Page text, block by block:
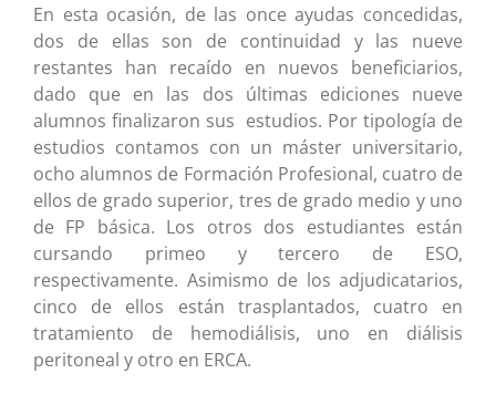
En esta ocasión, de las once ayudas concedidas,
dos de ellas son de continuidad y las nueve
restantes han recaído en nuevos beneficiarios,
dado que en las dos últimas ediciones nueve
alumnos finalizaron sus estudios. Por tipología de
estudios contamos con un máster universitario,
ocho alumnos de Formación Profesional, cuatro de
ellos de grado superior, tres de grado medio y uno
de FP básica. Los otros dos estudiantes están
cursando primeo y tercero de ESO,
respectivamente. Asimismo de los adjudicatarios,
cinco de ellos están trasplantados, cuatro en
tratamiento de hemodiálisis, uno en diálisis
peritoneal y otro en ERCA.